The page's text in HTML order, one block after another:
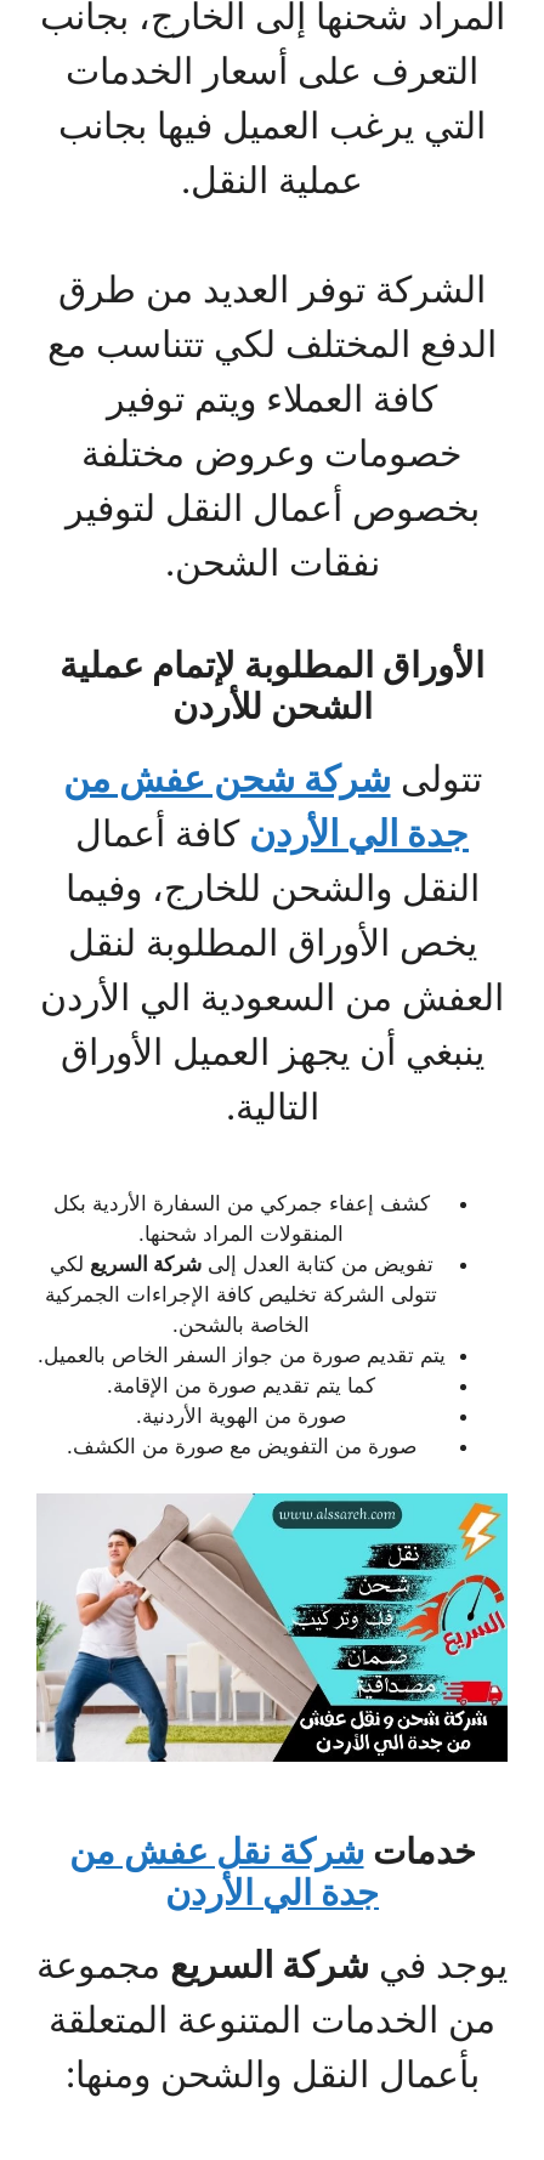
المراد شحنها إلى الخارج، بجانب
التعرف على أسعار الخدمات
التي يرغب العميل فيها بجانب
عملية النقل.
الشركة توفر العديد من طرق
الدفع المختلف لكي تتناسب مع
كافة العملاء ويتم توفير
خصومات وعروض مختلفة
بخصوص أعمال النقل لتوفير
نفقات الشحن.
الأوراق المطلوبة لإتمام عملية
الشحن للأردن
تتولى شركة شحن عفش من
جدة الي الأردن كافة أعمال
النقل والشحن للخارج، وفيما
يخص الأوراق المطلوبة لنقل
العفش من السعودية الي الأردن
ينبغي أن يجهز العميل الأوراق
التالية.
كشف إعفاء جمركي من السفارة الأردية بكل
المنقولات المراد شحنها.
تفويض من كتابة العدل إلىشركة السريع لكي
تتولى الشركة تخليص كافة الإجراءات الجمركية
الخاصة بالشحن.
يتم تقديم صورة من جواز السفر الخاص بالعميل.
كما يتم تقديم صورة من الإقامة.
صورة من الهوية الأردنية.
صورة من التفويض مع صورة من الكشف.
خدمات شركة نقل عفش من
جدة الي الأردن
يوجد في شركة السريع مجموعة
من الخدمات المتنوعة المتعلقة
بأعمال النقل والشحن ومنها: